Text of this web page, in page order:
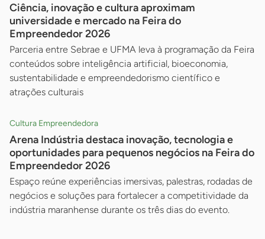
Ciência, inovação e cultura aproximam
universidade e mercado na Feira do
Empreendedor 2026
Parceria entre Sebrae e UFMA leva à programação da Feira
conteúdos sobre inteligência artificial, bioeconomia,
sustentabilidade e empreendedorismo científico e
atrações culturais
Cultura Empreendedora
Arena Indústria destaca inovação, tecnologia e
oportunidades para pequenos negócios na Feira do
Empreendedor 2026
Espaço reúne experiências imersivas, palestras, rodadas de
negócios e soluções para fortalecer a competitividade da
indústria maranhense durante os três dias do evento.